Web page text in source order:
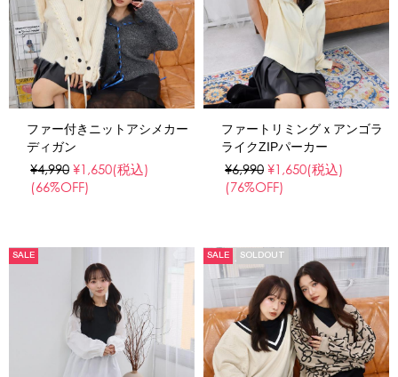
ファー付きニットアシメカー
ディガン
¥4,990 ¥1,650(税込)
(66%OFF)
ファートリミングｘアンゴラ
ライクZIPパーカー
¥6,990 ¥1,650(税込)
(76%OFF)
SALE SALE SOLDOUT